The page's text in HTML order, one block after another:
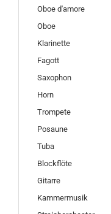
Oboe d'amore
Oboe
Klarinette
Fagott
Saxophon
Horn
Trompete
Posaune
Tuba
Blockflöte
Gitarre
Kammermusik